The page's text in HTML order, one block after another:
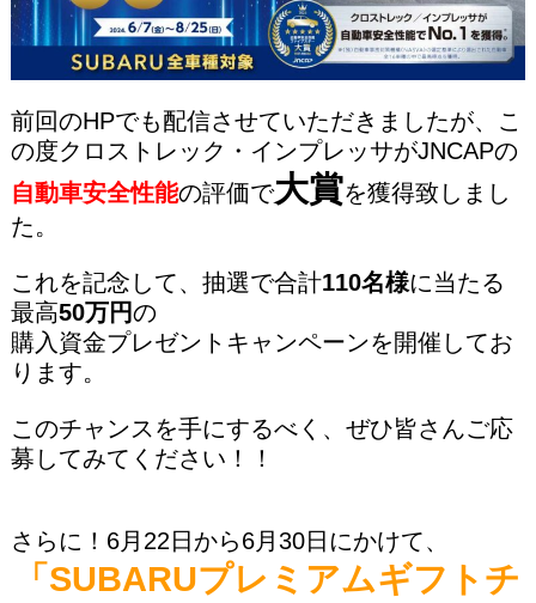
前回のHPでも配信させていただきましたが、こ
の度クロストレック・インプレッサがJNCAPの
自動車安全性能の評価で大賞を獲得致しまし
た。
これを記念して、抽選で合計110名様に当たる
最高50万円の
購入資金プレゼントキャンペーンを開催してお
ります。
このチャンスを手にするべく、ぜひ皆さんご応
募してみてください！！
さらに！6月22日から6月30日にかけて、
「SUBARUプレミアムギフトチ